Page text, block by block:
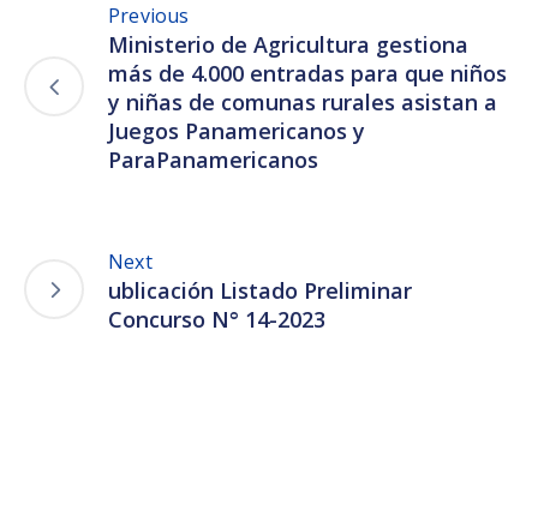
Previous
Ministerio de Agricultura gestiona
más de 4.000 entradas para que niños
y niñas de comunas rurales asistan a
Juegos Panamericanos y
ParaPanamericanos
Next
ublicación Listado Preliminar
Concurso N° 14-2023